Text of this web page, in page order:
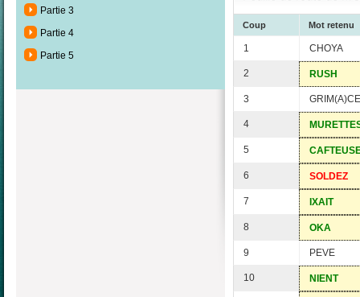
Partie 3
Partie 4
Partie 5
Coup Mot retenu
1 CHOYA
2 RUSH
3
4
5
6 SOLDEZ
7 IXAIT
8 OKA
9 PEVE
10 NIENT